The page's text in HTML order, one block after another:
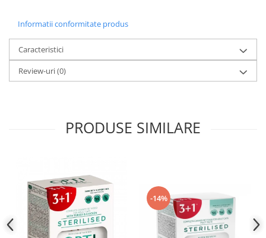
Informatii conformitate produs
Caracteristici
Review-uri(0)
PRODUSE SIMILARE
-14%